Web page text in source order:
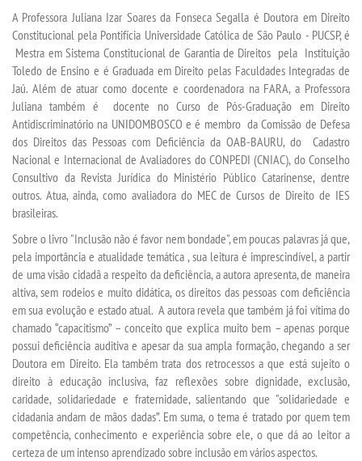
PUBLICAÇÕES
DESTAQUES
REVISTAS ELETRÔNICAS
REVISTA TRANSVERSAL
UNIESP NEWS
REPOSITÓRIO
MANUAIS
REGULAMENTOS
REGIMENTOS
RELATÓRIOS
A Professora Juliana Izar Soares da Fonseca Segalla é Doutora em Direito
Constitucional pela Pontifícia Universidade Católica de São Paulo - PUCSP, é
Mestra em Sistema Constitucional de Garantia de Direitos pela Instituição
Toledo de Ensino e é Graduada em Direito pelas Faculdades Integradas de
Jaú. Além de atuar como docente e coordenadora na FARA, a Professora
Juliana também é docente no Curso de Pós-Graduação em Direito
Antidiscriminatório na UNIDOMBOSCO e é membro da Comissão de Defesa
dos Direitos das Pessoas com Deficiência da OAB-BAURU, do Cadastro
Nacional e Internacional de Avaliadores do CONPEDI (CNIAC), do Conselho
Consultivo da Revista Jurídica do Ministério Público Catarinense, dentre
outros. Atua, ainda, como avaliadora do MEC de Cursos de Direito de IES
brasileiras.
Sobre o livro "Inclusão não é favor nem bondade", em poucas palavras já que,
pela importância e atualidade temática , sua leitura é imprescindível, a partir
de uma visão cidadã a respeito da deficiência, a autora apresenta, de maneira
altiva, sem rodeios e muito didática, os direitos das pessoas com deficiência
em sua evolução e estado atual. A autora revela que também já foi vítima do
chamado “capacitismo” – conceito que explica muito bem – apenas porque
possui deficiência auditiva e apesar da sua ampla formação, chegando a ser
Doutora em Direito. Ela também trata dos retrocessos a que está sujeito o
direito à educação inclusiva, faz reflexões sobre dignidade, exclusão,
caridade, solidariedade e fraternidade, salientando que "solidariedade e
cidadania andam de mãos dadas”. Em suma, o tema é tratado por quem tem
competência, conhecimento e experiência sobre ele, o que dá ao leitor a
certeza de um intenso aprendizado sobre inclusão em vários aspectos.